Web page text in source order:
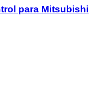
para Mitsubishi